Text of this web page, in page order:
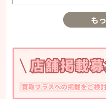
・シート切手の状態
・バラ切手は事前に
も